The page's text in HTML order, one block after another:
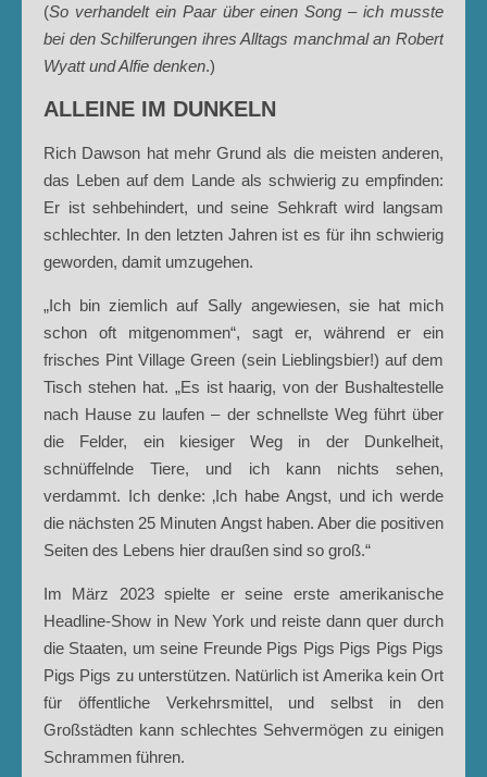
(So verhandelt ein Paar über einen Song – ich musste
bei den Schilferungen ihres Alltags manchmal an Robert
Wyatt und Alfie denken.)
ALLEINE IM DUNKELN
Rich Dawson hat mehr Grund als die meisten anderen,
das Leben auf dem Lande als schwierig zu empfinden:
Er ist sehbehindert, und seine Sehkraft wird langsam
schlechter. In den letzten Jahren ist es für ihn schwierig
geworden, damit umzugehen.
„Ich bin ziemlich auf Sally angewiesen, sie hat mich
schon oft mitgenommen“, sagt er, während er ein
frisches Pint Village Green (sein Lieblingsbier!) auf dem
Tisch stehen hat. „Es ist haarig, von der Bushaltestelle
nach Hause zu laufen – der schnellste Weg führt über
die Felder, ein kiesiger Weg in der Dunkelheit,
schnüffelnde Tiere, und ich kann nichts sehen,
verdammt. Ich denke: ‚Ich habe Angst, und ich werde
die nächsten 25 Minuten Angst haben. Aber die positiven
Seiten des Lebens hier draußen sind so groß.“
Im März 2023 spielte er seine erste amerikanische
Headline-Show in New York und reiste dann quer durch
die Staaten, um seine Freunde Pigs Pigs Pigs Pigs Pigs
Pigs Pigs zu unterstützen. Natürlich ist Amerika kein Ort
für öffentliche Verkehrsmittel, und selbst in den
Großstädten kann schlechtes Sehvermögen zu einigen
Schrammen führen.